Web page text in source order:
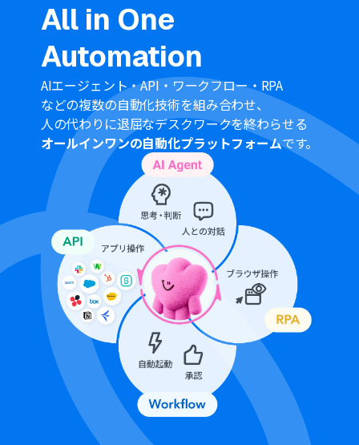
起動させたいメッセージが投稿されるチャネルを任意で
指定してください
Google Workspaceの「グループにメンバーを追加」アク
ションでは、メンバーを追加したいグループのキーを任意
で設定してください
■注意事項
Microsoft Teams、Google Workspace、のそれぞれと
Yoomを連携してください。
Microsoft365（旧Office365）には、家庭向けプランと一
般法人向けプラン（Microsoft365 Business）があり、一
般法人向けプランに加入していない場合には認証に失敗
する可能性があります。
分岐はミニプラン以上、Google Workspaceとの連携は
チームプラン・サクセスプランでのみご利用いただけま
す。その他のプランの場合は設定しているフローボットの
オペレーションはエラーとなりますので、ご注意くださ
い。
ミニプランなどの有料プランは、2週間の無料トライアル
を行うことが可能です。無料トライアル中には制限対象の
アプリや機能（オペレーション）を使用することができ
ます。
トリガーは5分、10分、15分、30分、60分の間隔で起動
間隔を選択できます。
プランによって最短の起動間隔が異なりますので、ご注意
ください。
All in One
Automation
AIエージェント・API・ワークフロー・RPA
などの複数の自動化技術を組み合わせ、
人の代わりに退屈なデスクワークを終わらせる
オールインワンの自動化プラットフォームです。